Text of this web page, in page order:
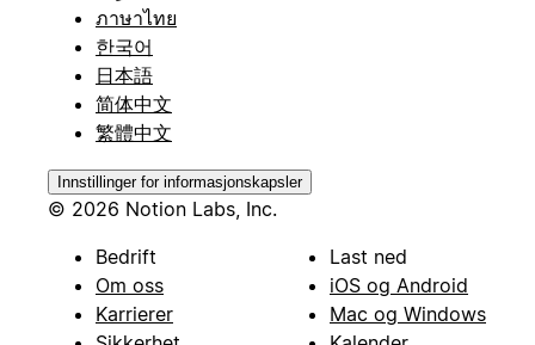
ภาษาไทย
한국어
日本語
简体中文
繁體中文
Innstillinger for informasjonskapsler
© 2026 Notion Labs, Inc.
Bedrift
Om oss
Karrierer
Last ned
iOS og Android
Mac og Windows